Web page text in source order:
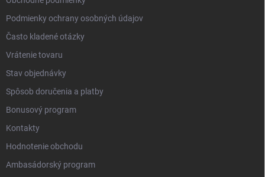
Podmienky ochrany osobných údajov
Často kladené otázky
Vrátenie tovaru
Stav objednávky
Spôsob doručenia a platby
Bonusový program
Kontakty
Hodnotenie obchodu
Ambasádorský program